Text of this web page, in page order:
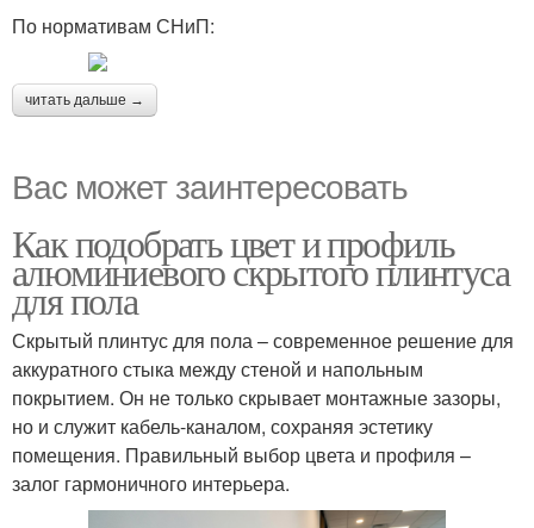
По нормативам СНиП:
читать дальше →
Вас может заинтересовать
Как подобрать цвет и профиль
алюминиевого скрытого плинтуса
для пола
Скрытый плинтус для пола – современное решение для
аккуратного стыка между стеной и напольным
покрытием. Он не только скрывает монтажные зазоры,
но и служит кабель-каналом, сохраняя эстетику
помещения. Правильный выбор цвета и профиля –
залог гармоничного интерьера.